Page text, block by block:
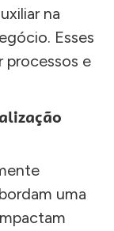
na
Esses
processos e
uma